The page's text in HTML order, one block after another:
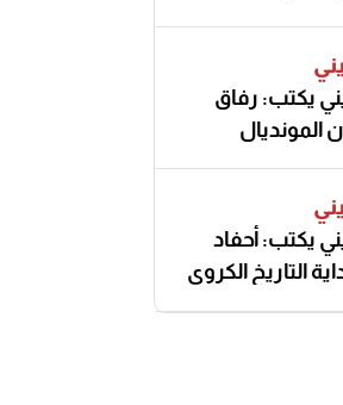
يكتب: رفاق
المونديال
يكتب: أحفاد
التاريخ الكروي